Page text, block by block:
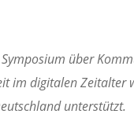
über
im digitalen Zeitalter
unterstützt.